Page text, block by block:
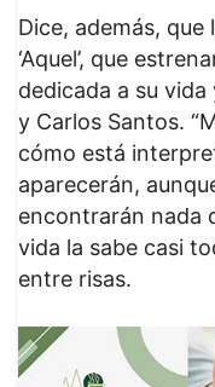
Dice, además,
‘Aquel’, que
dedicada a su
y Carlos Santos.
cómo está
aparecerán,
encontrarán nada
vida la sabe casi
entre risas.